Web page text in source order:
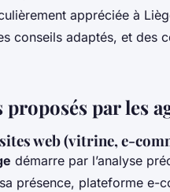
appréciée à
conseils adaptés, et des
par les
web (vitrine, e-
démarre par l’analyse
présence, plateforme e-